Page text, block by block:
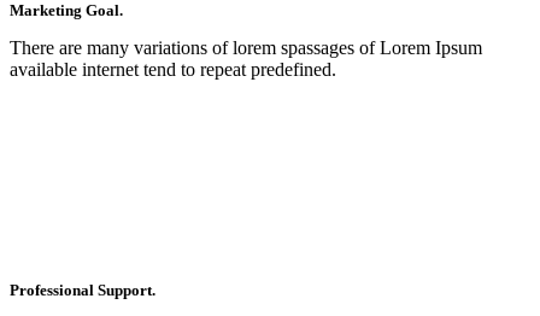
Marketing Goal.
There are many variations of lorem spassages of Lorem Ipsum
available internet tend to repeat predefined.
Professional Support.